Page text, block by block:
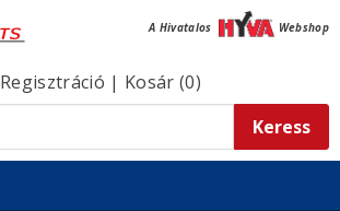
A Hivatalos Webshop
Regisztráció | Kosár (0)